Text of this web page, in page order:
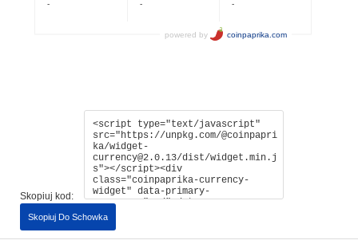
Skopiuj kod:
Skopiuj Do Schowka